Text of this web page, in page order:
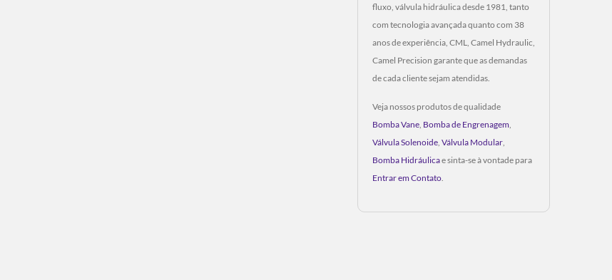
fluxo, válvula hidráulica desde 1981, tanto
com tecnologia avançada quanto com 38
anos de experiência, CML, Camel Hydraulic,
Camel Precision garante que as demandas
de cada cliente sejam atendidas.
Veja nossos produtos de qualidade
Bomba Vane Bomba de Engrenagem
Válvula Solenoide Válvula Modular
Bomba Hidráulicae sinta-se à vontade para
Entrar em Contato